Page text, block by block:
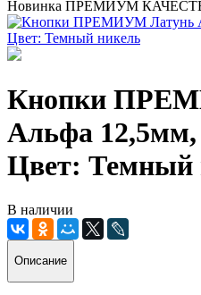
Новинка ПРЕМИУМ
Кнопки
Альфа 12,5мм,
Цвет: Темный
В наличии
Описание